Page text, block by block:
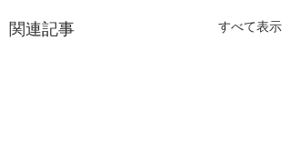
関連記事 すべて表示